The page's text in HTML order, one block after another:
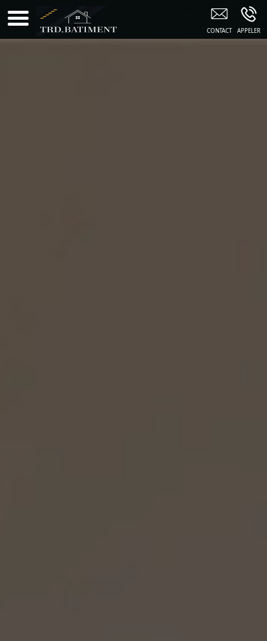
Entreprise De Rénovation Intérieure 51